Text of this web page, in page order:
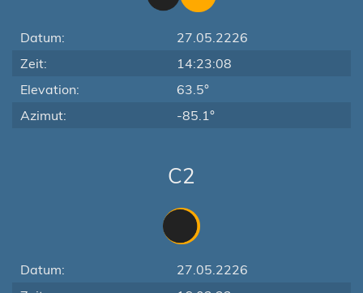
Datum:
27.05.2226
Zeit:
14:23:08
Elevation:
63.5°
Azimut:
-85.1°
C2
Datum:
27.05.2226